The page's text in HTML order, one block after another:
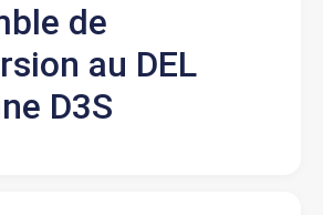
de
au DEL
D3S